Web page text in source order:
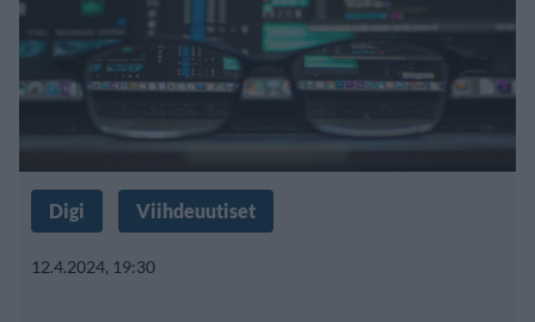
Digi Viihdeuutiset
12.4.2024, 19:30